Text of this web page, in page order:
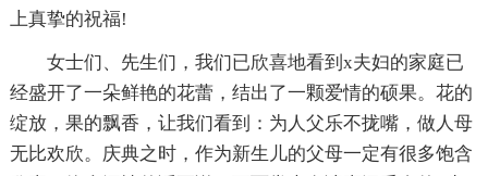
上真挚的祝福!
女士们、先生们，我们已欣喜地看到x夫妇的家庭已
经盛开了一朵鲜艳的花蕾，结出了一颗爱情的硕果。花的
绽放，果的飘香，让我们看到：为人父乐不拢嘴，做人母
无比欢欣。庆典之时，作为新生儿的父母一定有很多饱含